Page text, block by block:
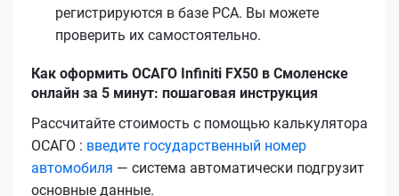
регистрируются в базе РСА. Вы можете
проверить их самостоятельно.
Как оформить ОСАГО Infiniti FX50 в Смоленске
онлайн за 5 минут: пошаговая инструкция
Рассчитайте стоимость с помощью калькулятора
ОСАГО : введите государственный номер
автомобиля — система автоматически подгрузит
основные данные.